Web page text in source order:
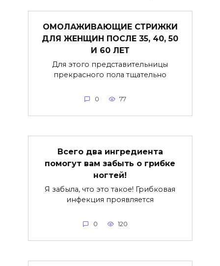
ОМОЛАЖИВАЮЩИЕ СТРИЖКИ
ДЛЯ ЖЕНЩИН ПОСЛЕ 35, 40, 50
И 60 ЛЕТ
Для этого представительницы
прекрасного пола тщательно
0 77
Всего два ингредиента
помогут вам забыть о грибке
ногтей!
Я забыла, что это такое! Грибковая
инфекция проявляется
0 120